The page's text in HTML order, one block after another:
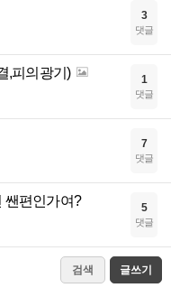
3
댓글
,피의광기) 1
댓글
7
댓글
쌘편인가여? 5
댓글
검색 글쓰기